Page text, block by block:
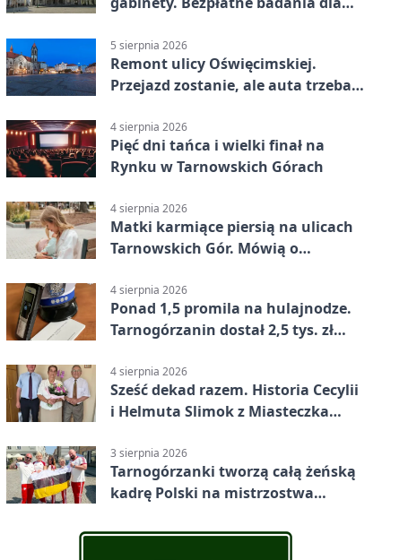
5 sierpnia 2026
Remont ulicy Oświęcimskiej.
Przejazd zostanie, ale auta trzeba
4 sierpnia 2026
Pięć dni tańca i wielki finał na
Rynku w Tarnowskich Górach
4 sierpnia 2026
Matki karmiące piersią na ulicach
Tarnowskich Gór. Mówią o
4 sierpnia 2026
Ponad 1,5 promila na hulajnodze.
Tarnogórzanin dostał 2,5 tys. zł
4 sierpnia 2026
Sześć dekad razem. Historia Cecylii
i Helmuta Slimok z Miasteczka
3 sierpnia 2026
Tarnogórzanki tworzą całą żeńską
kadrę Polski na mistrzostwa